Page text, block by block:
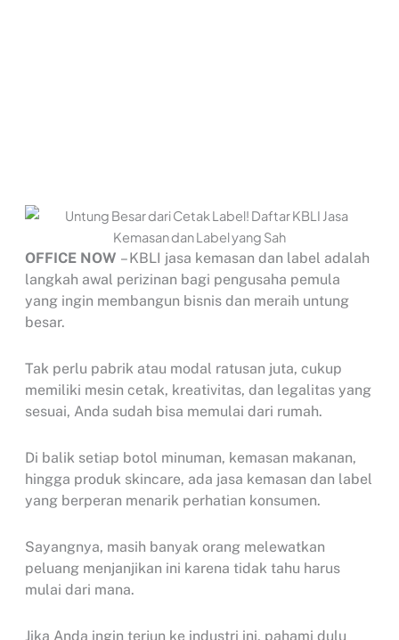
OFFICE NOW – KBLI jasa kemasan dan label adalah
langkah awal perizinan bagi pengusaha pemula
yang ingin membangun bisnis dan meraih untung
besar.
Tak perlu pabrik atau modal ratusan juta, cukup
memiliki mesin cetak, kreativitas, dan legalitas yang
sesuai, Anda sudah bisa memulai dari rumah.
Di balik setiap botol minuman, kemasan makanan,
hingga produk skincare, ada jasa kemasan dan label
yang berperan menarik perhatian konsumen.
Sayangnya, masih banyak orang melewatkan
peluang menjanjikan ini karena tidak tahu harus
mulai dari mana.
Jika Anda ingin terjun ke industri ini, pahami dulu